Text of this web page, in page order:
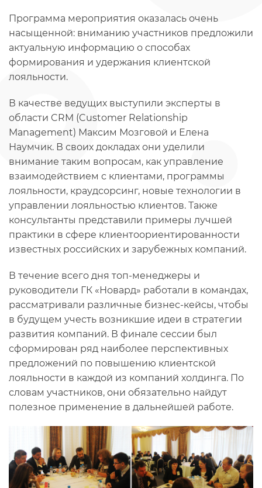
Программа мероприятия оказалась очень
насыщенной: вниманию участников предложили
актуальную информацию о способах
формирования и удержания клиентской
лояльности.
В качестве ведущих выступили эксперты в
области CRM (Customer Relationship
Management) Максим Мозговой и Елена
Наумчик. В своих докладах они уделили
внимание таким вопросам, как управление
взаимодействием с клиентами, программы
лояльности, краудсорсинг, новые технологии в
управлении лояльностью клиентов. Также
консультанты представили примеры лучшей
практики в сфере клиентоориентированности
известных российских и зарубежных компаний.
В течение всего дня топ-менеджеры и
руководители ГК «Новард» работали в командах,
рассматривали различные бизнес-кейсы, чтобы
в будущем учесть возникшие идеи в стратегии
развития компаний. В финале сессии был
сформирован ряд наиболее перспективных
предложений по повышению клиентской
лояльности в каждой из компаний холдинга. По
словам участников, они обязательно найдут
полезное применение в дальнейшей работе.